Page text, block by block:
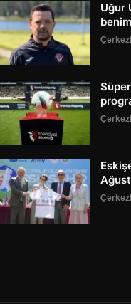
Uğur